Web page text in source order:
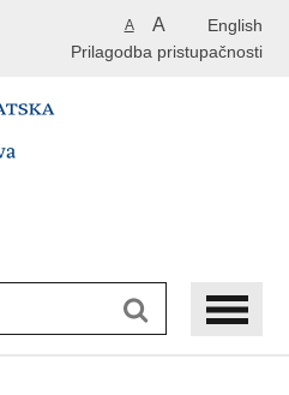
English
A A
Prilagodba pristupačnosti